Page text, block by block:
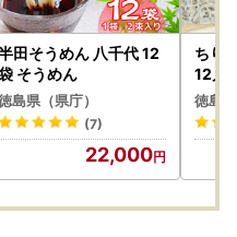
田そうめん 八千代 12
そうめん
島県（県庁）
(7)
22,000
ちり
12月
徳島